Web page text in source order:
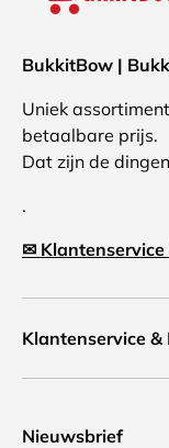
BukkitBow |
Uniek
betaalbare prijs.
Dat zijn de
.
✉
Klantenservice &
Nieuwsbrief